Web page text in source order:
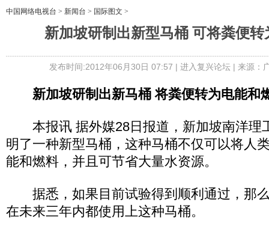
中国网络电视台 > 新闻台 > 国际图文 >
新加坡研制出新型马桶 可将粪便转
发布时间:2012年06月30日 07:57 | 进入复兴论坛| 来源：
新加坡研制出新马桶 将粪便转为电能和
本报讯 据外媒28日报道，新加坡南洋理
明了一种新型马桶，这种马桶不仅可以将人
能和燃料，并且可节省大量水资源。
据悉，如果目前试验得到顺利通过，那
在未来三年内都使用上这种马桶。